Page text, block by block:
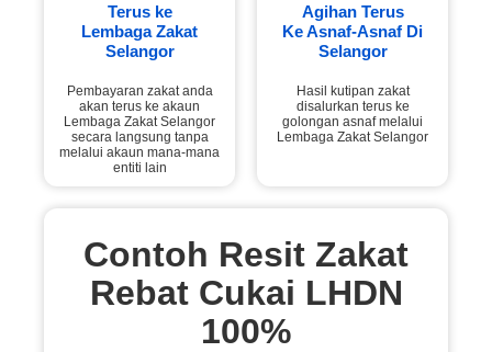
Terus ke
Lembaga Zakat
Selangor
Pembayaran zakat anda
akan terus ke akaun
Lembaga Zakat Selangor
secara langsung tanpa
melalui akaun mana-mana
entiti lain
Agihan Terus
Ke Asnaf-Asnaf Di
Selangor
Hasil kutipan zakat
disalurkan terus ke
golongan asnaf melalui
Lembaga Zakat Selangor
Contoh Resit Zakat
Rebat Cukai LHDN
100%